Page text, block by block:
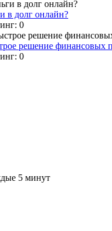
в долг онлайн?
0
решение финансовых
0
5 минут